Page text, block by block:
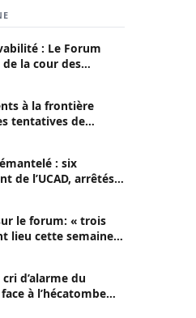
: Le Forum
la cour des
à la frontière
tentatives de
: six
de l’UCAD, arrêtés à
avoir propagé le
le forum: « trois
lieu cette semaine à
d’alarme du
à l’hécatombe